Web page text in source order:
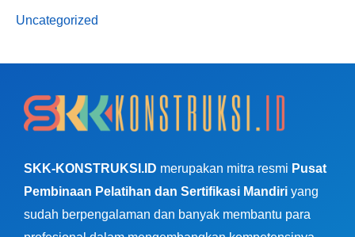
Uncategorized
SKK-KONSTRUKSI.ID merupakan mitra resmi Pusat
Pembinaan Pelatihan dan Sertifikasi Mandiri yang
sudah berpengalaman dan banyak membantu para